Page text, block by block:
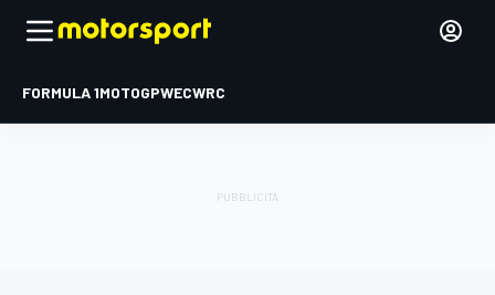
FORMULA 1MOTOGPWECWRC